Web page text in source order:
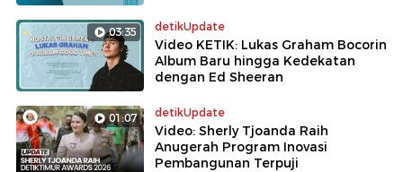
03:35 detikUpdate
Video KETIK: Lukas Graham Bocorin
Album Baru hingga Kedekatan
dengan Ed Sheeran
01:07 detikUpdate
Video: Sherly Tjoanda Raih
Anugerah Program Inovasi
Pembangunan Terpuji